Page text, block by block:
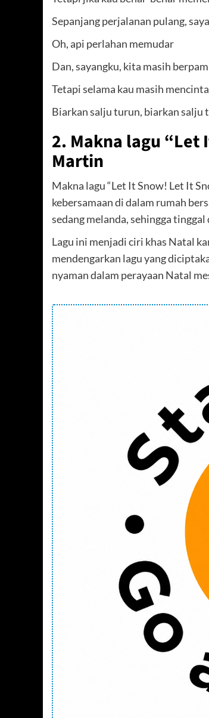
Sepanjang perjalanan pulang,
Oh, api perlahan memudar
Dan, sayangku, kita masih
Tetapi selama kau masih
Biarkan salju turun, biarkan salju
2. Makna lagu “Let
Martin
Makna lagu “Let It Snow! Let It
kebersamaan di dalam rumah
sedang melanda, sehingga
Lagu ini menjadi ciri khas Natal
mendengarkan lagu yang
nyaman dalam perayaan Natal